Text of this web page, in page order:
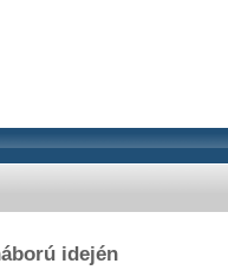
idején